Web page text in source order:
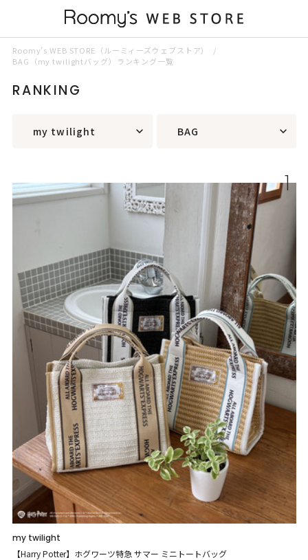
Roomy’s WEB STORE（ルーミィーズウェブストア）
BAG（my twilightバッグ）ランキング一覧
RANKING
my twilight BAG
1
my twilight
【Harry Potter】ホグワーツ特急 サマー ミニトートバッグ